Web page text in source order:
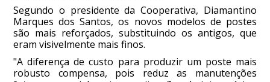
Segundo o presidente da Cooperativa, Diamantino
Marques dos Santos, os novos modelos de postes
são mais reforçados, substituindo os antigos, que
eram visivelmente mais finos.
"A diferença de custo para produzir um poste mais
robusto compensa, pois reduz as manutenções